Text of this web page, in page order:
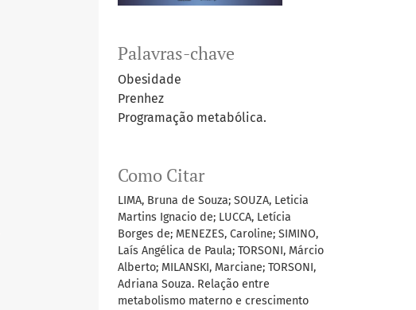
Palavras-chave
Obesidade
Prenhez
Programação metabólica.
Como Citar
LIMA, Bruna de Souza; SOUZA, Leticia
Martins Ignacio de; LUCCA, Letícia
Borges de; MENEZES, Caroline; SIMINO,
Laís Angélica de Paula; TORSONI, Márcio
Alberto; MILANSKI, Marciane; TORSONI,
Adriana Souza. Relação entre
metabolismo materno e crescimento